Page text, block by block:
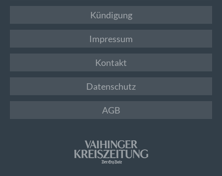
Kündigung
Impressum
Kontakt
Datenschutz
AGB